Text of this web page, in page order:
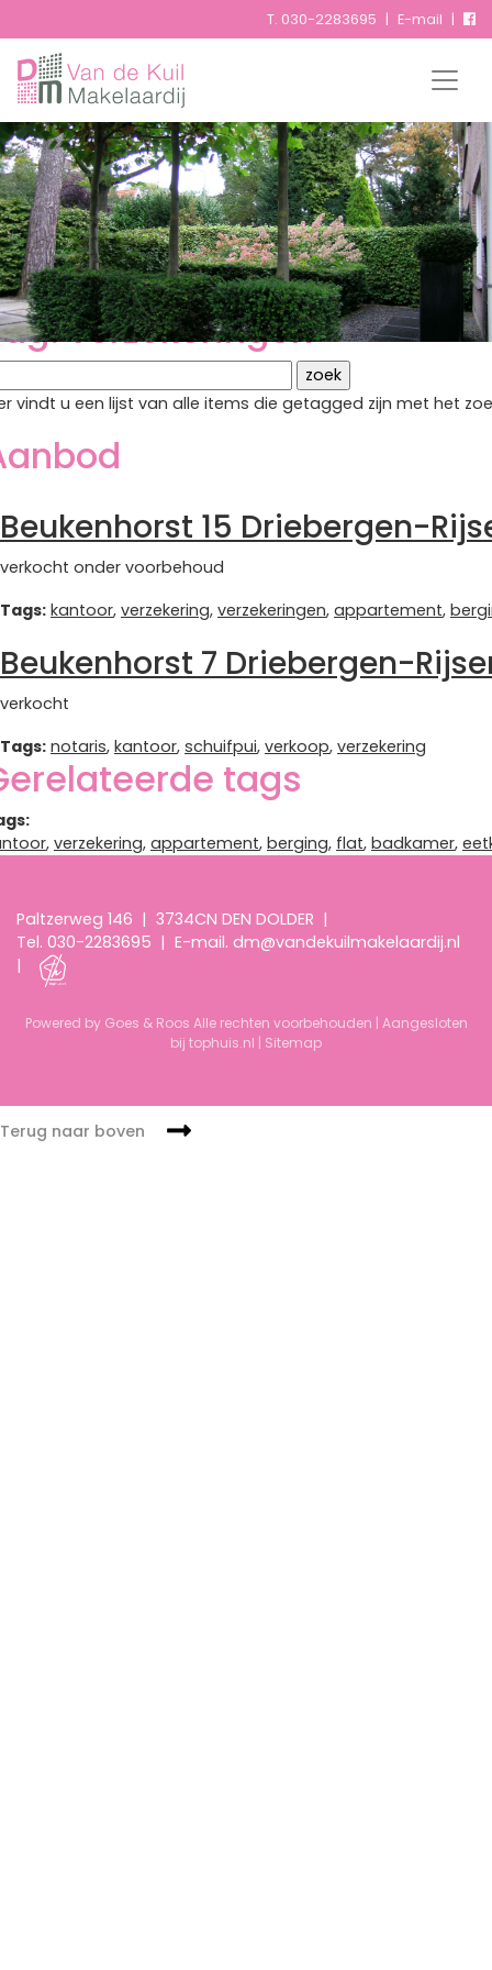
T. 030-2283695 | E-mail |
Tags
verzekeringen
vindt u een lijst van alle items die getagged zijn met het
Beukenhorst 15 Driebergen-
verkocht onder voorbehoud
Tags: kantoor, verzekering, verzekeringen, appartement,
Beukenhorst 7 Driebergen-
verkocht
Tags: notaris, kantoor, schuifpui, verkoop, verzekering
tags
, verzekering, appartement, berging, flat, badkamer,
Paltzerweg 146 | 3734CN DEN DOLDER |
Tel. 030-2283695 | E-mail. dm@vandekuilmakelaardij.nl
|
Powered by Goes & Roos Alle rechten voorbehouden | Aangesloten
bij tophuis.nl | Sitemap